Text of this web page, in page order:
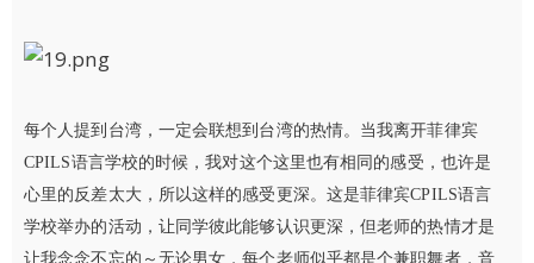
每个人提到台湾，一定会联想到台湾的热情。当我离开菲律宾
CPILS语言学校的时候，我对这个这里也有相同的感受，也许是
心里的反差太大，所以这样的感受更深。这是菲律宾CPILS语言
学校举办的活动，让同学彼此能够认识更深，但老师的热情才是
让我念念不忘的～无论男女，每个老师似乎都是个兼职舞者，音